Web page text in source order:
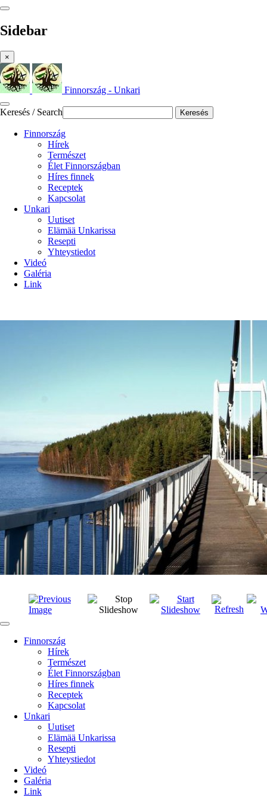
Sidebar
×
Finnország - Unkari
Keresés / Search Keresés
Finnország
Hírek
Természet
Élet Finnországban
Híres finnek
Receptek
Kapcsolat
Unkari
Uutiset
Elämää Unkarissa
Resepti
Yhteystiedot
Videó
Galéria
Link
Finnország
Hírek
Természet
Élet Finnországban
Híres finnek
Receptek
Kapcsolat
Unkari
Uutiset
Elämää Unkarissa
Resepti
Yhteystiedot
Videó
Galéria
Link